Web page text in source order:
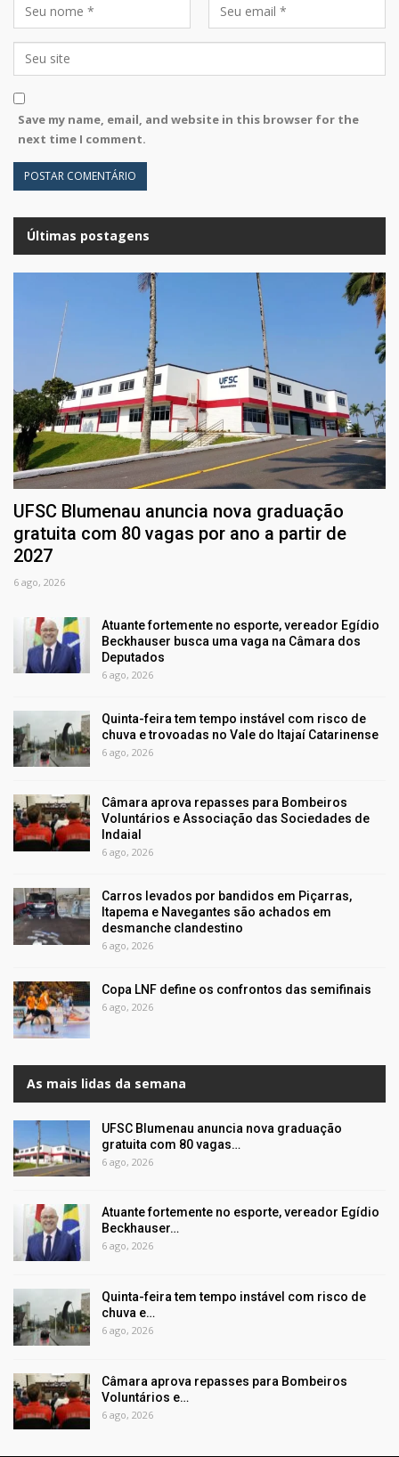
Save my name, email, and website in this browser for the
next time I comment.
Últimas postagens
UFSC Blumenau anuncia nova graduação
gratuita com 80 vagas por ano a partir de
2027
6 ago, 2026
Atuante fortemente no esporte, vereador Egídio
Beckhauser busca uma vaga na Câmara dos
Deputados
6 ago, 2026
Quinta-feira tem tempo instável com risco de
chuva e trovoadas no Vale do Itajaí Catarinense
6 ago, 2026
Câmara aprova repasses para Bombeiros
Voluntários e Associação das Sociedades de
Indaial
6 ago, 2026
Carros levados por bandidos em Piçarras,
Itapema e Navegantes são achados em
desmanche clandestino
6 ago, 2026
Copa LNF define os confrontos das semifinais
6 ago, 2026
As mais lidas da semana
UFSC Blumenau anuncia nova graduação
gratuita com 80 vagas…
6 ago, 2026
Atuante fortemente no esporte, vereador Egídio
Beckhauser…
6 ago, 2026
Quinta-feira tem tempo instável com risco de
chuva e…
6 ago, 2026
Câmara aprova repasses para Bombeiros
Voluntários e…
6 ago, 2026